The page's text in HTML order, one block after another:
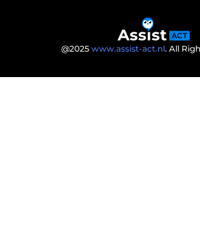
@2025 www.assist-act.nl. All